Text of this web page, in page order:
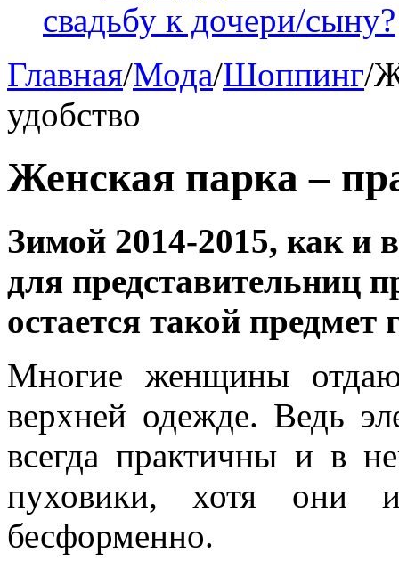
свадьбу к дочери/сыну?
Главная/Мода/Шоппинг/
удобство
Женская парка –
Зимой 2014-2015, как и
для представительниц
остается такой
Многие женщины
верхней одежде. Ведь
всегда практичны и в
пуховики, хотя они
бесформенно.